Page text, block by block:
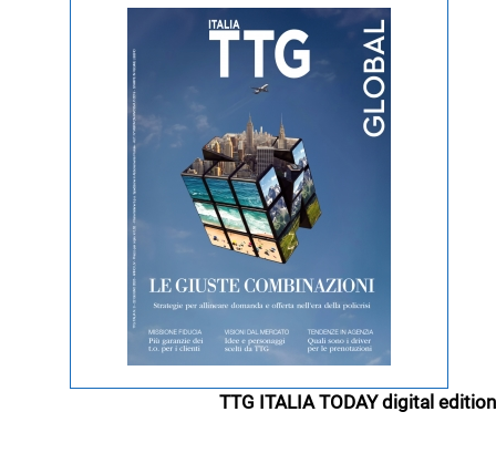
TTG ITALIA TODAY digital edition